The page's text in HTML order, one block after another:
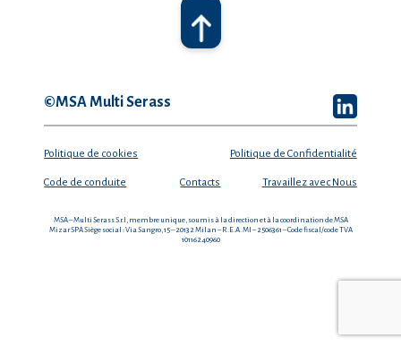
©MSA Multi Serass
Politique de cookies Politique de Confidentialité
Code de conduite Contacts Travaillez avec Nous
MSA – Multi Serass S.r.l, membre unique, soumis à la direction et à la coordination de MSA
Mizar SPASiège social : Via Sangro, 15 – 20132 Milan – R.E.A. MI – 2506361 – Code fiscal/code TVA
10116240960